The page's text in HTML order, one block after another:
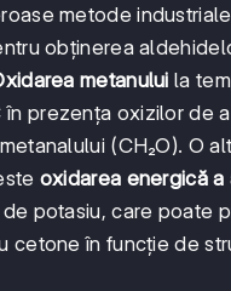
metode
obținerea
metanului la
prezența oxizilor de
(CH₂O). O
oxidarea energică
potasiu, care poate
cetone în funcție de